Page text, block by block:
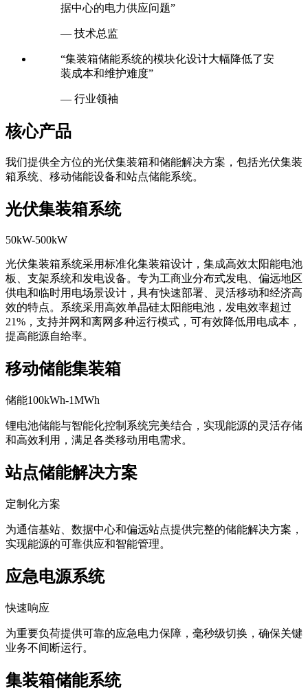
据中心的电力供应问题”
— 技术总监
“集装箱储能系统的模块化设计大幅降低了安
装成本和维护难度”
— 行业领袖
核心产品
我们提供全方位的光伏集装箱和储能解决方案，包括光伏集装
箱系统、移动储能设备和站点储能系统。
光伏集装箱系统
50kW-500kW
光伏集装箱系统采用标准化集装箱设计，集成高效太阳能电池
板、支架系统和发电设备。专为工商业分布式发电、偏远地区
供电和临时用电场景设计，具有快速部署、灵活移动和经济高
效的特点。系统采用高效单晶硅太阳能电池，发电效率超过
21%，支持并网和离网多种运行模式，可有效降低用电成本，
提高能源自给率。
移动储能集装箱
储能100kWh-1MWh
锂电池储能与智能化控制系统完美结合，实现能源的灵活存储
和高效利用，满足各类移动用电需求。
站点储能解决方案
定制化方案
为通信基站、数据中心和偏远站点提供完整的储能解决方案，
实现能源的可靠供应和智能管理。
应急电源系统
快速响应
为重要负荷提供可靠的应急电力保障，毫秒级切换，确保关键
业务不间断运行。
集装箱储能系统